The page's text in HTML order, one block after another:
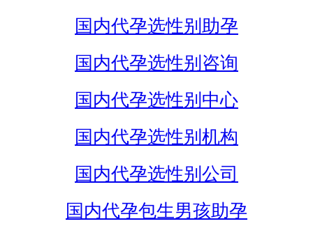
国内代孕选性别助孕
国内代孕选性别咨询
国内代孕选性别中心
国内代孕选性别机构
国内代孕选性别公司
国内代孕包生男孩助孕